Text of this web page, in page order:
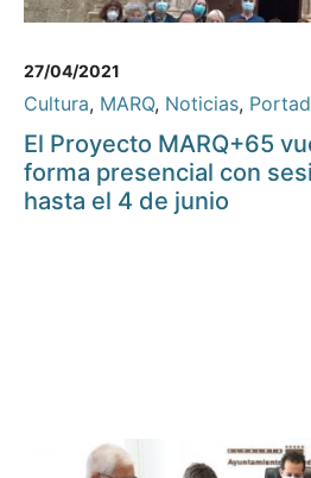
27/04/2021
Cultura, MARQ, Noticias,
El Proyecto MARQ+65
forma presencial con
hasta el 4 de junio